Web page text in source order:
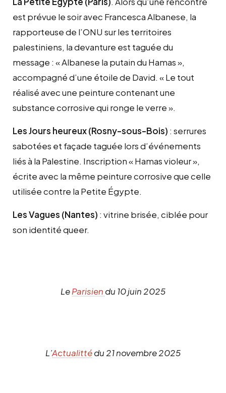
est prévue le soir avec Francesca Albanese, la
rapporteuse de l’ONU sur les territoires
palestiniens, la devanture est taguée du
message : « Albanese la putain du Hamas »,
accompagné d’une étoile de David. « Le tout
réalisé avec une peinture contenant une
substance corrosive qui ronge le verre ».
Les Jours heureux (Rosny-sous-Bois) : serrures
sabotées et façade taguée lors d’événements
liés à la Palestine. Inscription « Hamas violeur »,
écrite avec la même peinture corrosive que celle
utilisée contre la Petite Égypte.
Les Vagues (Nantes) : vitrine brisée, ciblée pour
son identité queer.
LeParisien du 10 juin 2025
L’Actualittédu 21 novembre 2025